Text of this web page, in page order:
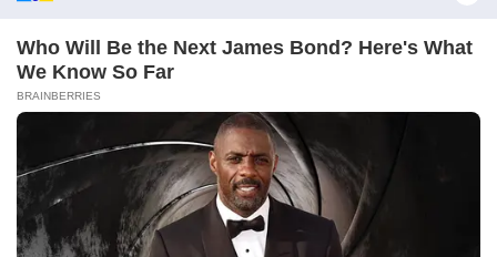
Home Tentang Kontak Redaksi Pedoman Media Siber
©2026 Prosesnews.id. All Rights Reserved.